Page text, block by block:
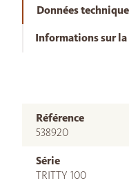
Données
Informations sur la
Référence
538920
Série
TRITTY 100